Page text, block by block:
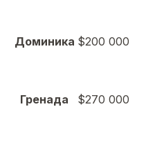
Доминика $200 000
Гренада $270 000